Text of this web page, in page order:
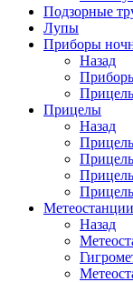
Подзорные
Лупы
Приборы
Назад
Прицелы
Назад
Назад